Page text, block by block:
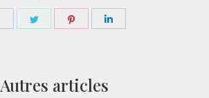
Partager Partager
Partager
Autres articles